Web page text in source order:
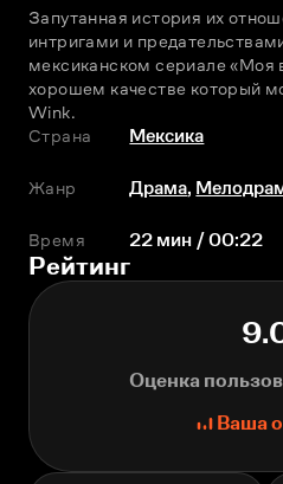
Запутанная история их
интригами и
мексиканском сериале «Моя
хорошем качестве который
Wink.
Страна
Мексика
Жанр Драма,
Время 22 мин / 00:22
Рейтинг
Оценка
Ваша